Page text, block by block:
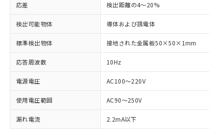
応差 検出距離の4～20%
検出可能物体 導体および誘電体
標準検出物体 接地された金属板50×50×1mm
応答周波数 10Hz
電源電圧 AC100～220V
使用電圧範囲 AC90～250V
漏れ電流 2.2mA以下